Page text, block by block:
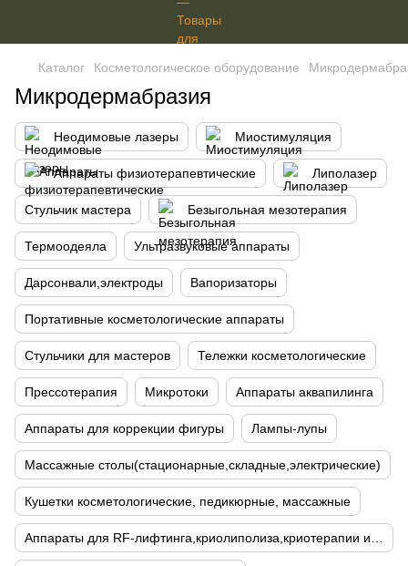
Каталог Косметологическое оборудование
Микродермабразия
Неодимовые лазеры Миостимуляция
Аппараты физиотерапевтические Липолазер
Стульчик мастера Безыгольная мезотерапия
Термоодеяла Ультразвуковые аппараты
Дарсонвали,электроды Вапоризаторы
Портативные косметологические аппараты
Стульчики для мастеров Тележки косметологические
Прессотерапия Микротоки Аппараты аквапилинга
Аппараты для коррекции фигуры Лампы-лупы
Массажные столы(стационарные,складные,электрические)
Кушетки косметологические, педикюрные, массажные